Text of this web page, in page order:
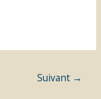
Suivant →